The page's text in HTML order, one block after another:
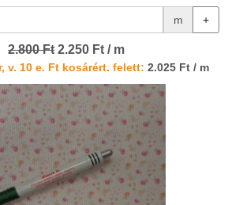
m +
2.800 Ft 2.250 Ft / m
v. 10 e. Ft kosárért. felett: 2.025 Ft / m